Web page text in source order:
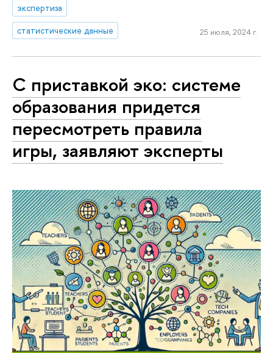
экспертиза
статистические данные
25 июля, 2024 г.
С приставкой эко: системе
образования придется
пересмотреть правила
игры, заявляют эксперты